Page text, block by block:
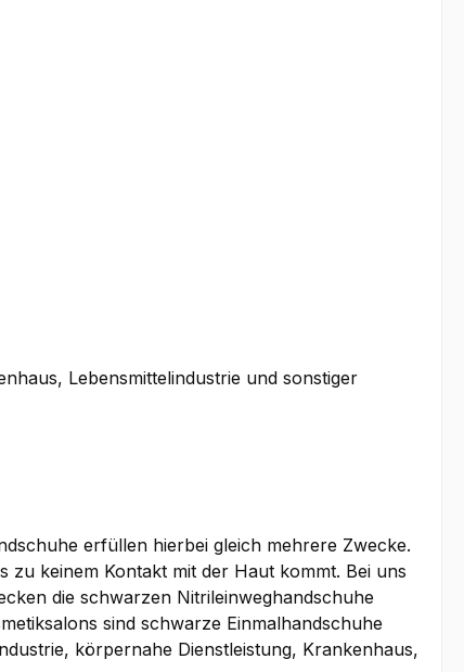
Lebensmittelindustrie und sonstiger
erfüllen hierbei gleich mehrere Zwecke.
zu keinem Kontakt mit der Haut kommt. Bei uns
die schwarzen Nitrileinweghandschuhe
sind schwarze Einmalhandschuhe
körpernahe Dienstleistung, Krankenhaus,